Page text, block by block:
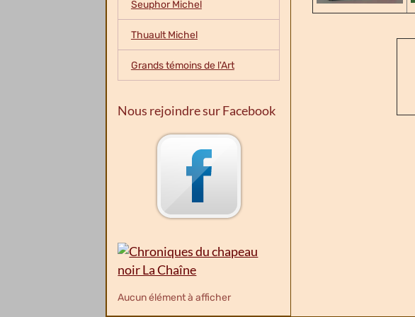
Seuphor Michel
Thuault Michel
Grands témoins de l'Art
Nous rejoindre sur Facebook
Aucun élément à afficher